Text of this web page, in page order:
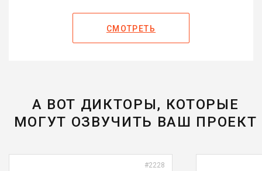
СМОТРЕТЬ
А ВОТ ДИКТОРЫ, КОТОРЫЕ
МОГУТ ОЗВУЧИТЬ ВАШ ПРОЕКТ
#2228